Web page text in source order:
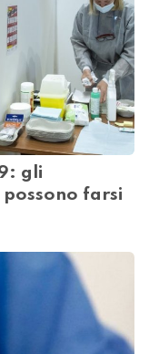
gli
possono farsi